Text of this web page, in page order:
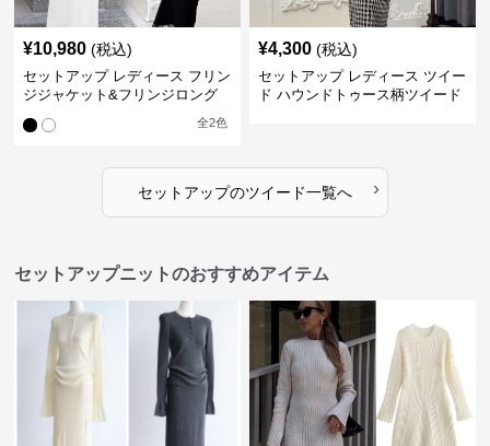
¥10,980 (税込)
セットアップ レディース フリン
ジジャケット&フリンジロング
スカートツイードセットアップ
全2色
¥4,300 (税込)
セットアップ レディース ツイー
ド ハウンドトゥース柄ツイード
セットアップのツイード一覧へ ›
セットアップニットのおすすめアイテム